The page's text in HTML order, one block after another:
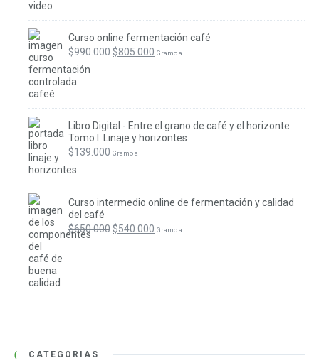
Curso online fermentación café
$990.000 $805.000 Gramo a
Libro Digital - Entre el grano de café y el horizonte.
Tomo I: Linaje y horizontes
$139.000 Gramo a
Curso intermedio online de fermentación y calidad
del café
$650.000 $540.000 Gramo a
CATEGORIAS